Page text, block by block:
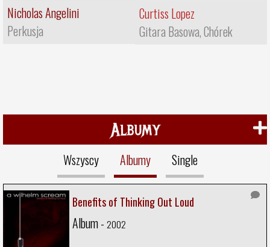
Nicholas Angelini
Perkusja
Curtiss Lopez
Gitara Basowa, Chórek
Albumy
Wszyscy Albumy Single
Benefits of Thinking Out Loud
Album - 2002